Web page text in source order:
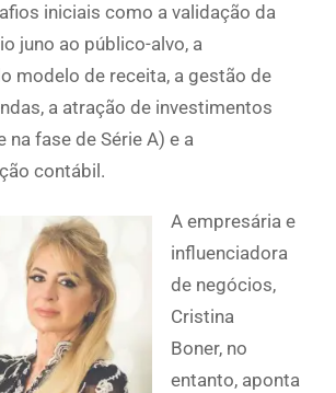
iniciais como a validação da
juno ao público-alvo, a
modelo de receita, a gestão de
a atração de investimentos
na fase de Série A) e a
contábil.
A empresária e
influenciadora
de negócios,
Cristina
Boner, no
entanto, aponta